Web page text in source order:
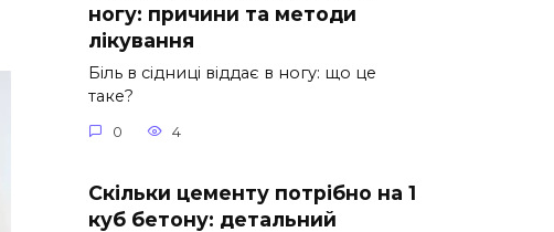
ногу: причини та методи
лікування
Біль в сідниці віддає в ногу: що це
таке?
0 4
Скільки цементу потрібно на 1
куб бетону: детальний